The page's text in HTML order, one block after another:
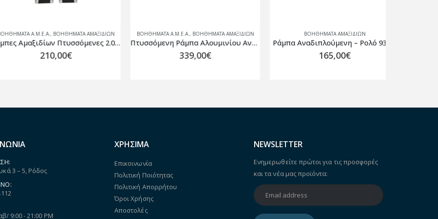
Α.Μ.Ε.Α.,ΒΟΗΘΉΜΑΤΑ ΑΜΑΞΙΔΊΩΝ
Ράμπες Αμαξιδίων Πτυσσόμενες 2.0 m AC-456
210,00€
ΒΟΗΘΉΜΑΤΑ Α.Μ.Ε.Α.,ΒΟΗΘΉΜΑΤΑ ΑΜΑΞΙΔΊΩΝ
Πτυσσόμενη Ράµπα Αλουµινίου Αναπηρικού Αμαξιδίου 185cm VITA 09-2-109
339,00€
ΒΟΗΘΉΜΑΤΑ ΑΜΑΞΙΔΊΩΝ
Ράμπα Αναδιπλούμενη – Ρολό 93cm
165,00€
3 – 5, Ρόδος
9:00 - 21:00 PM
ΧΡΗΣΙΜΑ
Επικοινωνία
Πολιτική Ποιότητας
Πολιτική Απορρήτου
Όροι Χρήσης
Αποστολές
NEWSLETTER
Ενημερωθείτε πρώτοι για τις προσφορές
και τα νέα μας προϊόντα: